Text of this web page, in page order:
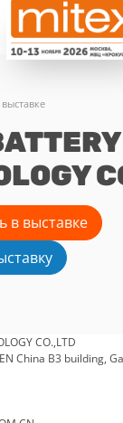
в выставке
CO.,LTD
China B3 building,